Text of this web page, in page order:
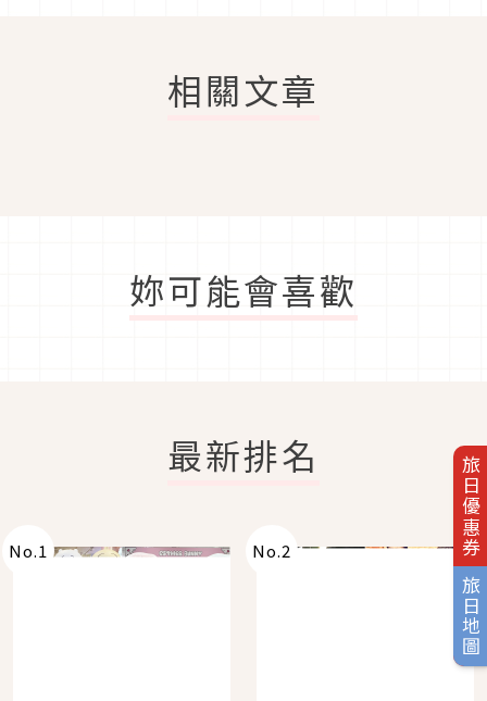
旅日優惠券
旅日地圖
相關文章
妳可能會喜歡
最新排名
No.1 No.2